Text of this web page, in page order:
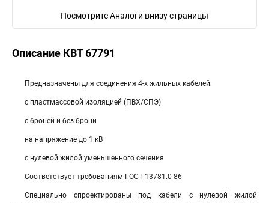
Посмотрите Аналоги внизу страницы
Описание КВТ 67791
Предназначены для соединения 4-х жильных кабелей:
с пластмассовой изоляцией (ПВХ/СПЭ)
с броней и без брони
на напряжение до 1 кВ
с нулевой жилой уменьшенного сечения
Соответствует требованиям ГОСТ 13781.0-86
Специально спроектированы под кабели с нулевой жилой